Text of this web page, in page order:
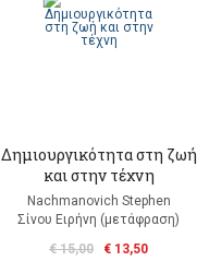
Δημιουργικότητα στη ζωή
και στην τέχνη
Nachmanovich Stephen
Σίνου Ειρήνη (μετάφραση)
€ 15,00
€ 13,50